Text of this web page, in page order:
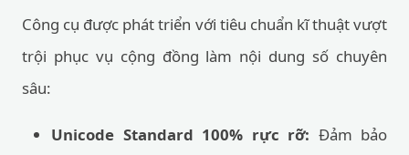
Công cụ được phát triển với tiêu chuẩn kĩ thuật vượt
trội phục vụ cộng đồng làm nội dung số chuyên
sâu:
Unicode Standard 100% rực rỡ: Đảm bảo